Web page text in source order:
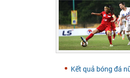
Kết quả bóng đá